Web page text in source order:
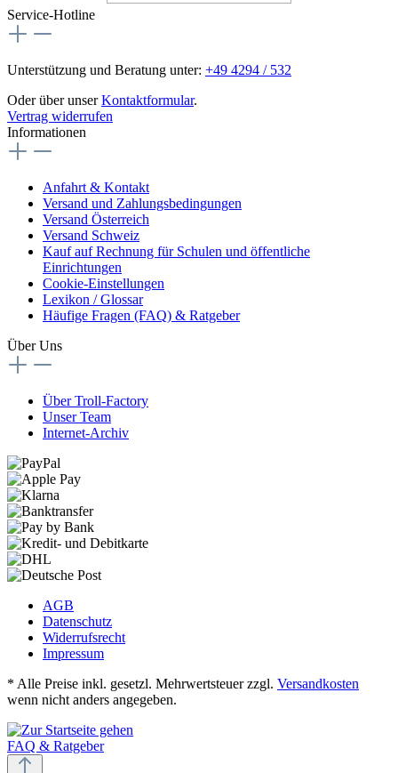
Service-Hotline
Unterstützung und Beratung unter: +49 4294 / 532
Oder über unserKontaktformular.
Vertrag widerrufen
Informationen
Anfahrt & Kontakt
Versand und Zahlungsbedingungen
Versand Österreich
Versand Schweiz
Kauf auf Rechnung für Schulen und öffentliche
Einrichtungen
Cookie-Einstellungen
Lexikon / Glossar
Häufige Fragen (FAQ) & Ratgeber
Über Uns
Über Troll-Factory
Unser Team
Internet-Archiv
AGB
Datenschutz
Widerrufsrecht
Impressum
* Alle Preise inkl. gesetzl. Mehrwertsteuer zzgl. Versandkosten
wenn nicht anders angegeben.
FAQ & Ratgeber